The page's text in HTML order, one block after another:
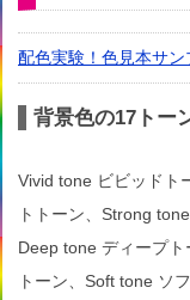
配色実験！色見本サン
背景色の17トー
Vivid tone ビビッドト
トトーン、Strong
Deep tone ディープ
トーン、Soft tone ソ